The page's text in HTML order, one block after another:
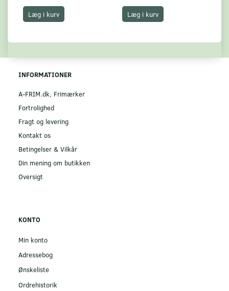
Læg i kurv Læg i kurv
INFORMATIONER
A-FRIM.dk, Frimærker
Fortrolighed
Fragt og levering
Kontakt os
Betingelser & Vilkår
Din mening om butikken
Oversigt
KONTO
Min konto
Adressebog
Ønskeliste
Ordrehistorik